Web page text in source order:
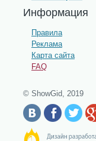
Информация
Правила
Реклама
Карта сайта
FAQ
© ShowGid, 2019